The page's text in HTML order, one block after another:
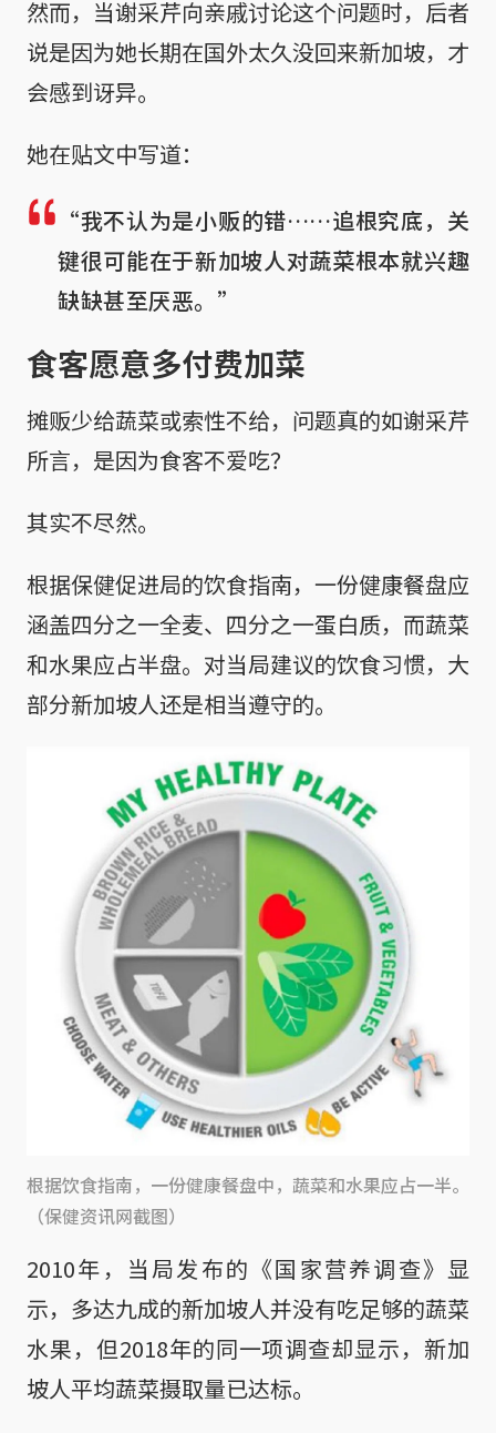
然而，当谢采芹向亲戚讨论这个问题时，后者
说是因为她长期在国外太久没回来新加坡，才
会感到讶异。
她在贴文中写道：
“我不认为是小贩的错……追根究底，关
键很可能在于新加坡人对蔬菜根本就兴趣
缺缺甚至厌恶。”
食客愿意多付费加菜
摊贩少给蔬菜或索性不给，问题真的如谢采芹
所言，是因为食客不爱吃？
其实不尽然。
根据保健促进局的饮食指南，一份健康餐盘应
涵盖四分之一全麦、四分之一蛋白质，而蔬菜
和水果应占半盘。对当局建议的饮食习惯，大
部分新加坡人还是相当遵守的。
根据饮食指南，一份健康餐盘中，蔬菜和水果应占一半。
（保健资讯网截图）
2010年，当局发布的《国家营养调查》显
示，多达九成的新加坡人并没有吃足够的蔬菜
水果，但2018年的同一项调查却显示，新加
坡人平均蔬菜摄取量已达标。